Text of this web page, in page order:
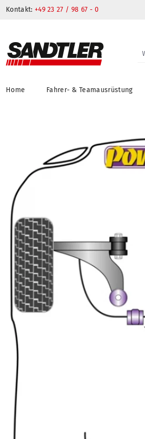
Kontakt: +49 23 27 / 98 67 - 0
Home Fahrer- & Teamausrüstung